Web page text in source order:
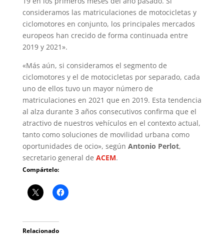
consideramos las matriculaciones de motocicletas y
ciclomotores en conjunto, los principales mercados
europeos han crecido de forma continuada entre
2019 y 2021».
«Más aún, si consideramos el segmento de
ciclomotores y el de motocicletas por separado, cada
uno de ellos tuvo un mayor número de
matriculaciones en 2021 que en 2019. Esta tendencia
al alza durante 3 años consecutivos confirma que el
atractivo de nuestros vehículos en el contexto actual,
tanto como soluciones de movilidad urbana como
oportunidades de ocio», según Antonio Perlot,
secretario general de ACEM.
Compártelo:
Relacionado